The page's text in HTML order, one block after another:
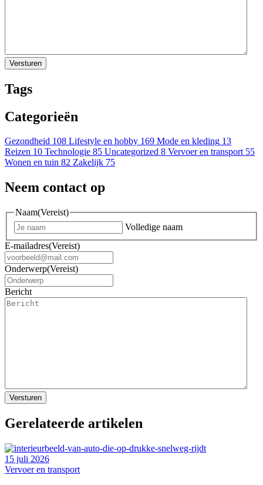
Tags
Categorieën
Gezondheid 108 Lifestyle en hobby 169 Mode en kleding 13
Reizen 10 Technologie 85 Uncategorized 8 Vervoer en transport 55
Wonen en tuin 82 Zakelijk 75
Neem contact op
Naam(Vereist)
Volledige naam
E-mailadres(Vereist)
Onderwerp(Vereist)
Bericht
Gerelateerde artikelen
15 juli 2026
Vervoer en transport